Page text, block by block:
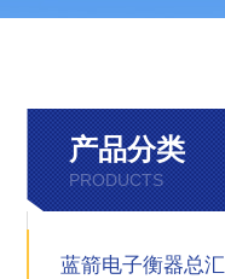
产品分类
PRODUCTS
蓝箭电子衡器总汇